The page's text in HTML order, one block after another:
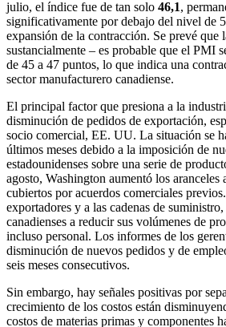
julio, el índice fue de tan solo 46,1,
significativamente por debajo del nivel de
expansión de la contracción. Se prevé que
sustancialmente – es probable que el PMI
de 45 a 47 puntos, lo que indica una
sector manufacturero canadiense.
El principal factor que presiona a la
disminución de pedidos de exportación,
socio comercial, EE. UU. La situación se
últimos meses debido a la imposición de
estadounidenses sobre una serie de
agosto, Washington aumentó los
cubiertos por acuerdos comerciales
exportadores y a las cadenas de
canadienses a reducir sus volúmenes de
incluso personal. Los informes de los
disminución de nuevos pedidos y de
seis meses consecutivos.
Sin embargo, hay señales positivas por
crecimiento de los costos están
costos de materias primas y componentes